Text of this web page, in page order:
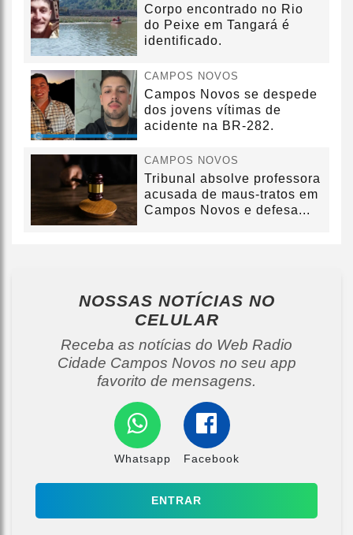
Corpo encontrado no Rio
do Peixe em Tangará é
identificado.
CAMPOS NOVOS
Campos Novos se despede
dos jovens vítimas de
acidente na BR-282.
CAMPOS NOVOS
Tribunal absolve professora
acusada de maus-tratos em
Campos Novos e defesa...
NOSSAS NOTÍCIAS NO
CELULAR
Receba as notícias do Web Radio
Cidade Campos Novos no seu app
favorito de mensagens.
Whatsapp Facebook
ENTRAR